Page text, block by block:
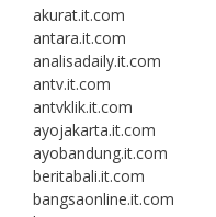
akurat.it.com
antara.it.com
analisadaily.it.com
antv.it.com
antvklik.it.com
ayojakarta.it.com
ayobandung.it.com
beritabali.it.com
bangsaonline.it.com